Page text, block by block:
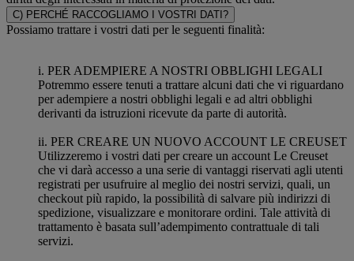
C) PERCHÉ RACCOGLIAMO I VOSTRI DATI?
Possiamo trattare i vostri dati per le seguenti finalità:
i. PER ADEMPIERE A NOSTRI OBBLIGHI LEGALI
Potremmo essere tenuti a trattare alcuni dati che vi riguardano
per adempiere a nostri obblighi legali e ad altri obblighi
derivanti da istruzioni ricevute da parte di autorità.
ii. PER CREARE UN NUOVO ACCOUNT LE CREUSET
Utilizzeremo i vostri dati per creare un account Le Creuset
che vi darà accesso a una serie di vantaggi riservati agli utenti
registrati per usufruire al meglio dei nostri servizi, quali, un
checkout più rapido, la possibilità di salvare più indirizzi di
spedizione, visualizzare e monitorare ordini. Tale attività di
trattamento è basata sull’adempimento contrattuale di tali
servizi.